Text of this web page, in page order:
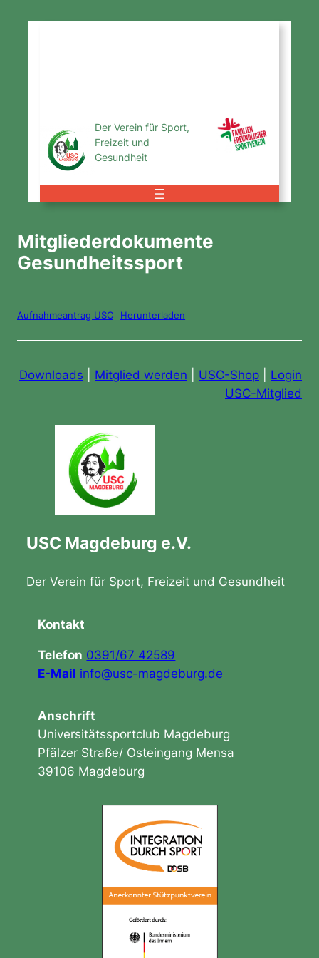
Der Verein für Sport,
Freizeit und
Gesundheit
Mitgliederdokumente
Gesundheitssport
Aufnahmeantrag USC Herunterladen
Downloads Mitglied werden USC-Shop
Login
USC-Mitglied
USC Magdeburg e.V.
Der Verein für Sport, Freizeit und Gesundheit
Kontakt
Telefon 0391/67 42589
E-Mail info@usc-magdeburg.de
Anschrift
Universitätssportclub Magdeburg
Pfälzer Straße/ Osteingang Mensa
39106 Magdeburg